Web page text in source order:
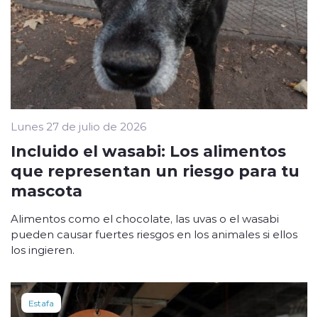
Lunes 27 de julio de 2026
Incluido el wasabi: Los alimentos
que representan un riesgo para tu
mascota
Alimentos como el chocolate, las uvas o el wasabi
pueden causar fuertes riesgos en los animales si ellos
los ingieren.
Estafa